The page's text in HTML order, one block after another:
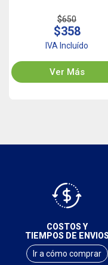
$650
$358
IVA Incluído
Ver Más
COSTOS Y
TIEMPOS DE ENVIOS
Ir a cómo comprar